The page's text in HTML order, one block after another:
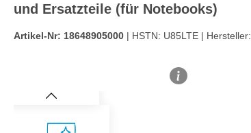
und Ersatzteile (für Notebooks)
Artikel-Nr: 18648905000 | HSTN: U85LTE | Hersteller:
Bildergalerie überspringen